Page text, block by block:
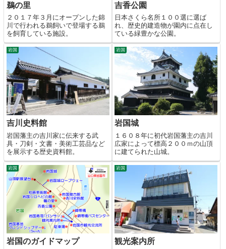
鵜の里
２０１７年３月にオープンした錦
川で行われる鵜飼いで登場する鵜
を飼育している施設。
吉香公園
日本さくら名所１００選に選ば
れ、歴史的建造物が園内に点在し
ている緑豊かな公園。
岩国
吉川史料館
岩国藩主の吉川家に伝来する武
具・刀剣・文書・美術工芸品など
を展示する歴史資料館。
岩国
岩国城
１６０８年に初代岩国藩主の吉川
広家によって標高２００ｍの山頂
に建てられた山城。
岩国
岩国のガイドマップ
岩国
観光案内所